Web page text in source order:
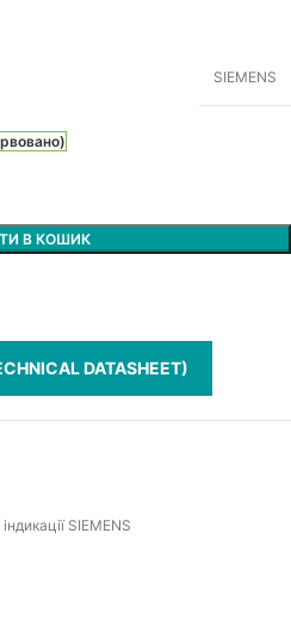
SIEMENS
В КОШИК
DATASHEET)
SIEMENS